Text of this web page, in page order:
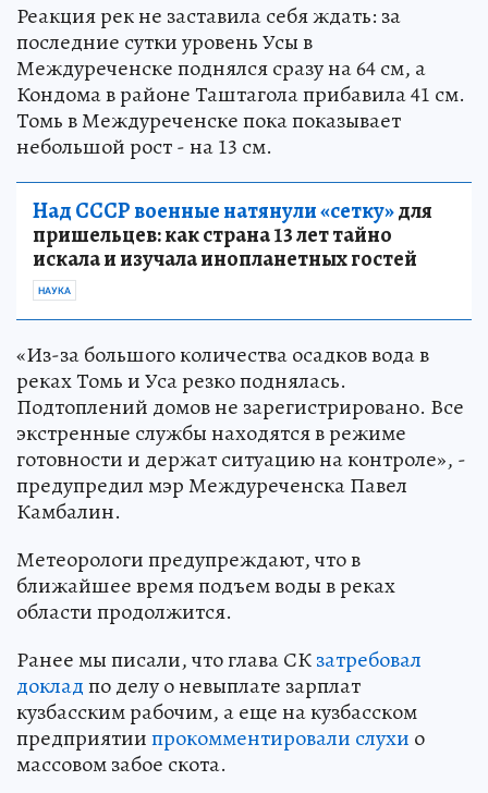
Реакция рек не заставила себя ждать: за
последние сутки уровень Усы в
Междуреченске поднялся сразу на 64 см, а
Кондома в районе Таштагола прибавила 41 см.
Томь в Междуреченске пока показывает
небольшой рост - на 13 см.
Над СССР военные натянули «сетку»для
пришельцев: как страна 13 лет тайно
искала и изучала инопланетных гостей
НАУКА
«Из-за большого количества осадков вода в
реках Томь и Уса резко поднялась.
Подтоплений домов не зарегистрировано. Все
экстренные службы находятся в режиме
готовности и держат ситуацию на контроле», -
предупредил мэр Междуреченска Павел
Камбалин.
Метеорологи предупреждают, что в
ближайшее время подъем воды в реках
области продолжится.
Ранее мы писали, что глава СКзатребовал
докладпо делу о невыплате зарплат
кузбасским рабочим, а еще на кузбасском
предприятиипрокомментировали слухи о
массовом забое скота.